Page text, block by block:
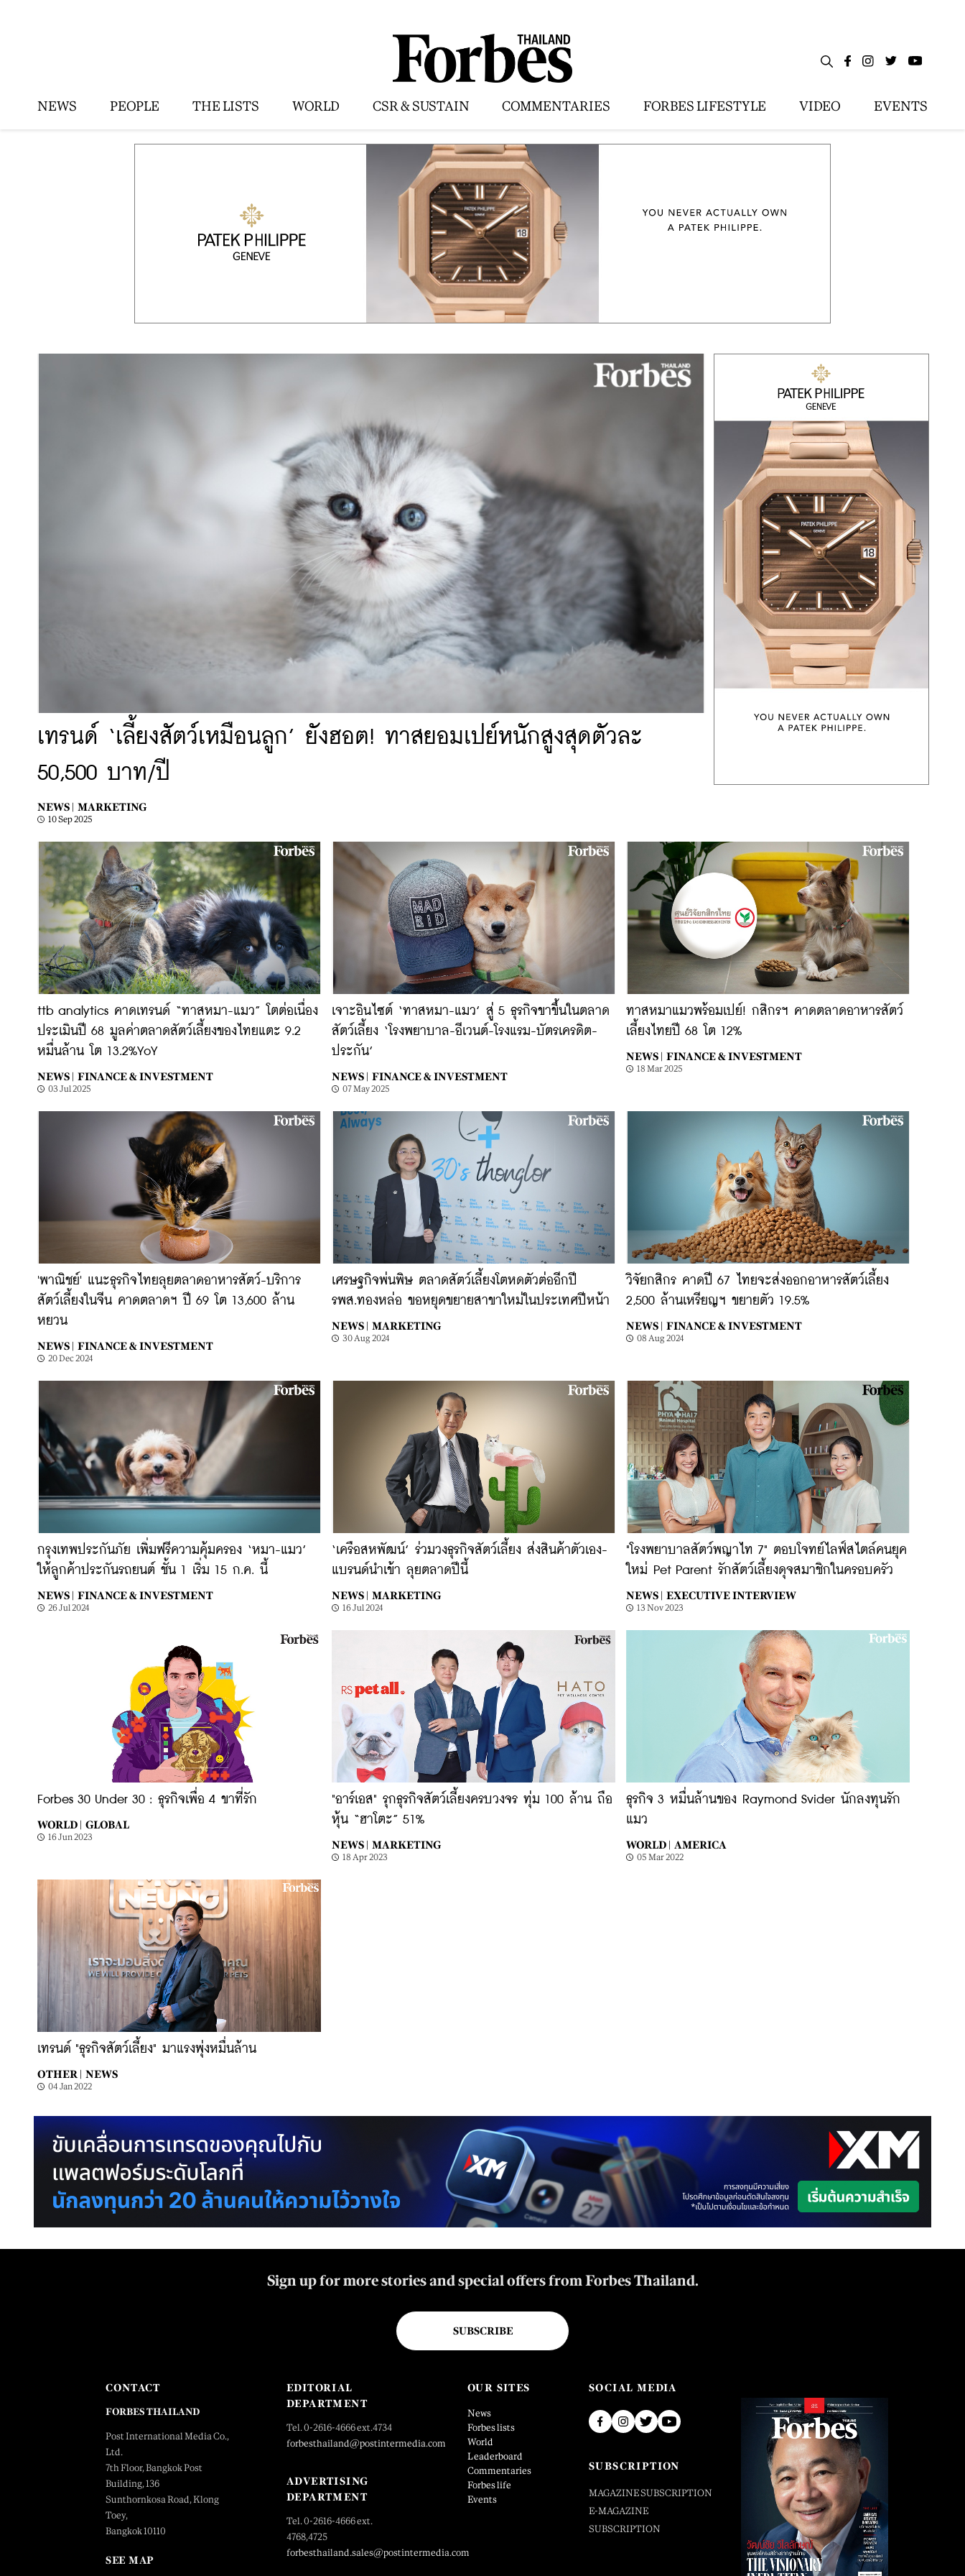
NEWS PEOPLE THE LISTS WORLD CSR & SUSTAIN COMMENTARIES FORBES LIFESTYLE VIDEO EVENTS
เทรนด์ ‘เลี้ยงสัตว์เหมือนลูก’ ยังฮอต! ทาสยอมเปย์หนักสูงสุดตัวละ
50,500 บาท/ปี
NEWS | MARKETING
10 Sep 2025
ttb analytics คาดเทรนด์ “ทาสหมา-แมว” โตต่อเนื่อง
ประเมินปี 68 มูลค่าตลาดสัตว์เลี้ยงของไทยแตะ 9.2
หมื่นล้าน โต 13.2%YoY
NEWS | FINANCE & INVESTMENT
03 Jul 2025
เจาะอินไซต์ ‘ทาสหมา-แมว’ สู่ 5 ธุรกิจขาขึ้นในตลาด
สัตว์เลี้ยง ‘โรงพยาบาล-อีเวนต์-โรงแรม-บัตรเครดิต-
ประกัน’
NEWS | FINANCE & INVESTMENT
07 May 2025
ทาสหมาแมวพร้อมเปย์! กสิกรฯ คาดตลาดอาหารสัตว์
เลี้ยงไทยปี 68 โต 12%
NEWS | FINANCE & INVESTMENT
18 Mar 2025
'พาณิชย์' แนะธุรกิจไทยลุยตลาดอาหารสัตว์-บริการ
สัตว์เลี้ยงในจีน คาดตลาดฯ ปี 69 โต 13,600 ล้าน
หยวน
NEWS | FINANCE & INVESTMENT
20 Dec 2024
เศรษฐกิจพ่นพิษ ตลาดสัตว์เลี้ยงโตหดตัวต่ออีกปี
รพส.ทองหล่อ ขอหยุดขยายสาขาใหม่ในประเทศปีหน้า
NEWS | MARKETING
30 Aug 2024
วิจัยกสิกร คาดปี 67 ไทยจะส่งออกอาหารสัตว์เลี้ยง
2,500 ล้านเหรียญฯ ขยายตัว 19.5%
NEWS | FINANCE & INVESTMENT
08 Aug 2024
กรุงเทพประกันภัย เพิ่มฟรีความคุ้มครอง ‘หมา-แมว’
ให้ลูกค้าประกันรถยนต์ ชั้น 1 เริ่ม 15 ก.ค. นี้
NEWS | FINANCE & INVESTMENT
26 Jul 2024
‘เครือสหพัฒน์’ ร่วมวงธุรกิจสัตว์เลี้ยง ส่งสินค้าตัวเอง-
แบรนด์นำเข้า ลุยตลาดปีนี้
NEWS | MARKETING
16 Jul 2024
"โรงพยาบาลสัตว์พญาไท 7" ตอบโจทย์ไลฟ์สไตล์คนยุค
ใหม่ Pet Parent รักสัตว์เลี้ยงดุจสมาชิกในครอบครัว
NEWS | EXECUTIVE INTERVIEW
13 Nov 2023
Forbes 30 Under 30 : ธุรกิจเพื่อ 4 ขาที่รัก
WORLD | GLOBAL
16 Jun 2023
"อาร์เอส" รุกธุรกิจสัตว์เลี้ยงครบวงจร ทุ่ม 100 ล้าน ถือ
หุ้น “ฮาโตะ” 51%
NEWS | MARKETING
18 Apr 2023
ธุรกิจ 3 หมื่นล้านของ Raymond Svider นักลงทุนรัก
แมว
WORLD | AMERICA
05 Mar 2022
เทรนด์ "ธุรกิจสัตว์เลี้ยง" มาแรงพุ่งหมื่นล้าน
OTHER | NEWS
04 Jan 2022
Sign up for more stories and special offers from Forbes Thailand.
SUBSCRIBE
CONTACT
FORBES THAILAND
Post International Media Co.,
Ltd.
7th Floor, Bangkok Post
Building, 136
Sunthornkosa Road, Klong
Toey,
Bangkok 10110
SEE MAP
EDITORIAL
DEPARTMENT
Tel. 0-2616-4666 ext.4734
forbesthailand@postintermedia.com
ADVERTISING
DEPARTMENT
Tel. 0-2616-4666 ext.
4768,4725
forbesthailand.sales@postintermedia.com
OUR SITES
News
Forbes lists
World
Leaderboard
Commentaries
Forbes life
Events
SOCIAL MEDIA
SUBSCRIPTION
MAGAZINE SUBSCRIPTION
E-MAGAZINE
SUBSCRIPTION